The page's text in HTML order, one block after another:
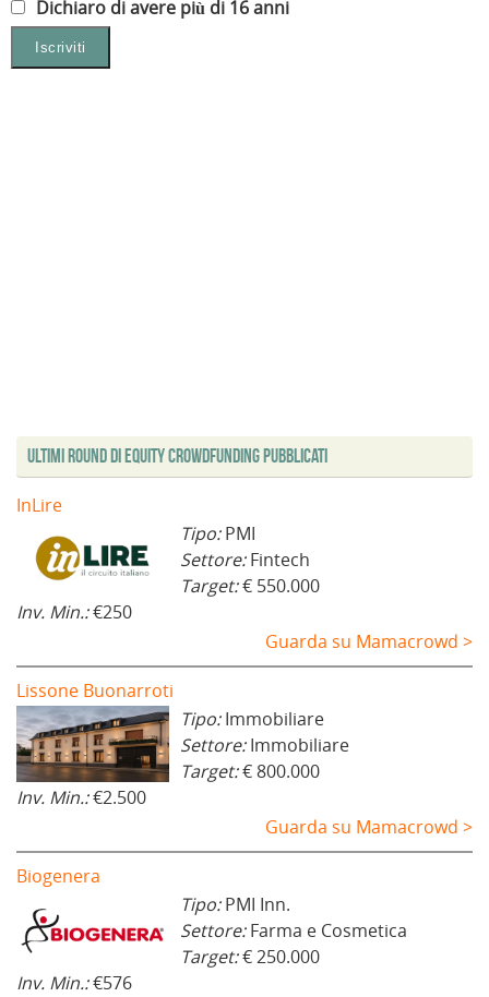
Dichiaro di avere più di 16 anni
Ultimi Round di Equity Crowdfunding Pubblicati
InLire
Tipo:PMI
Settore:Fintech
Target:€ 550.000
Inv. Min.:€250
Guarda su Mamacrowd >
Lissone Buonarroti
Tipo:Immobiliare
Settore:Immobiliare
Target:€ 800.000
Inv. Min.:€2.500
Guarda su Mamacrowd >
Biogenera
Tipo:PMI Inn.
Settore:Farma e Cosmetica
Target:€ 250.000
Inv. Min.:€576